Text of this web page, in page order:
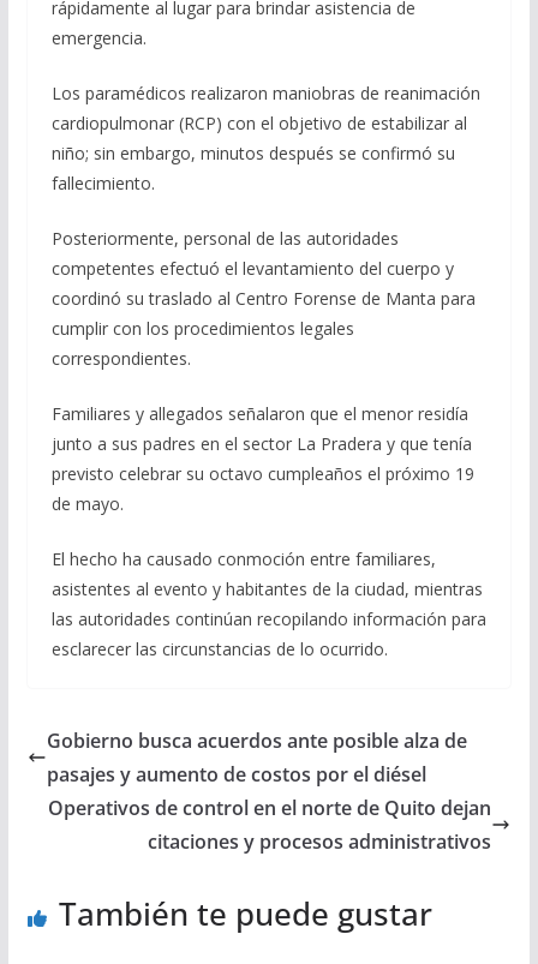
rápidamente al lugar para brindar asistencia de
emergencia.
Los paramédicos realizaron maniobras de reanimación
cardiopulmonar (RCP) con el objetivo de estabilizar al
niño; sin embargo, minutos después se confirmó su
fallecimiento.
Posteriormente, personal de las autoridades
competentes efectuó el levantamiento del cuerpo y
coordinó su traslado al Centro Forense de Manta para
cumplir con los procedimientos legales
correspondientes.
Familiares y allegados señalaron que el menor residía
junto a sus padres en el sector La Pradera y que tenía
previsto celebrar su octavo cumpleaños el próximo 19
de mayo.
El hecho ha causado conmoción entre familiares,
asistentes al evento y habitantes de la ciudad, mientras
las autoridades continúan recopilando información para
esclarecer las circunstancias de lo ocurrido.
Gobierno busca acuerdos ante posible alza de
pasajes y aumento de costos por el diésel
Operativos de control en el norte de Quito dejan
citaciones y procesos administrativos
También te puede gustar